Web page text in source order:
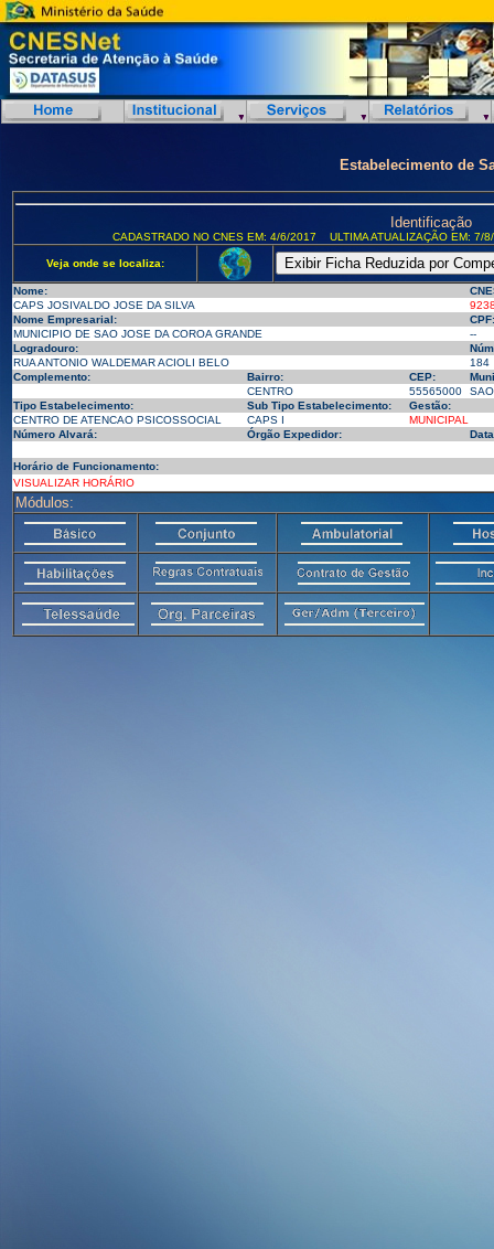
Estabelecimento de
Identificação
CADASTRADO NO CNES EM: 4/6/2017 ULTIMA ATUALIZAÇÃO EM:
Veja onde se localiza:
Nome:
CAPS JOSIVALDO JOSE DA SILVA
Nome Empresarial:
CPF:
MUNICIPIO DE SAO JOSE DA COROA GRANDE
--
Logradouro:
RUA ANTONIO WALDEMAR ACIOLI BELO
184
Complemento:
Bairro: CEP:
CENTRO
55565000
Tipo Estabelecimento:
Sub Tipo Estabelecimento:
Gestão:
CENTRO DE ATENCAO PSICOSSOCIAL
CAPS I
MUNICIPAL
Número Alvará:
Órgão Expedidor:
Horário de Funcionamento:
VISUALIZAR HORÁRIO
Módulos: